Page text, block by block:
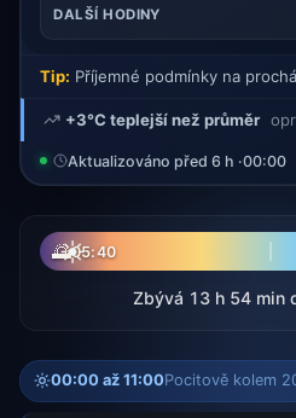
DALŠÍ HODINY
Tip: Příjemné podmínky na
+3°C teplejší než průměr
Aktualizováno před 6 h ·00:00
🌅05:40
☀
Zbývá 13 h 54 min
00:00 až 11:00Pocitově kolem